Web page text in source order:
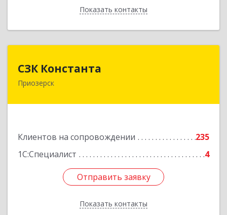
Показать контакты
Назад
СЗК Константа
Приозерск
Клиентов на сопровождении
235
1С:Специалист
4
Отправить заявку
Показать контакты
188760, Ленинградская обл, Приозерск г,
Отправить заявку
Назад